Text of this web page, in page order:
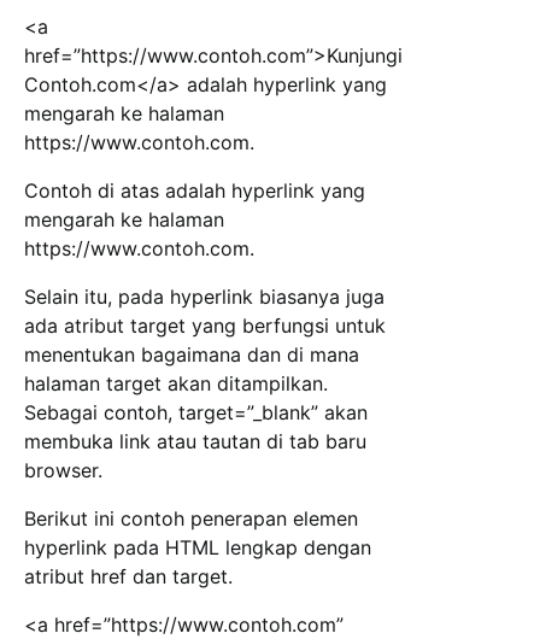
<a
href=”https://www.contoh.com”>Kunjungi
Contoh.com</a> adalah hyperlink yang
mengarah ke halaman
https://www.contoh.com.
Contoh di atas adalah hyperlink yang
mengarah ke halaman
https://www.contoh.com.
Selain itu, pada hyperlink biasanya juga
ada atribut target yang berfungsi untuk
menentukan bagaimana dan di mana
halaman target akan ditampilkan.
Sebagai contoh, target=”_blank” akan
membuka link atau tautan di tab baru
browser.
Berikut ini contoh penerapan elemen
hyperlink pada HTML lengkap dengan
atribut href dan target.
<a href=”https://www.contoh.com”